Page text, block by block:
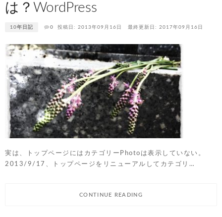
は？WordPress
10年日記 0 投稿日: 2013年09月16日 最終更新日: 2017年09月16日
実は、トップページにはカテゴリーPhotoは表示していない。
2013/9/17、トップページをリニューアルしてカテゴリ…
CONTINUE READING